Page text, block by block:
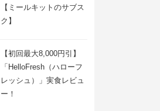
【ミールキットのサブス
ク】
【初回最大8,000円引】
「HelloFresh（ハローフ
レッシュ）」実食レビュ
ー！